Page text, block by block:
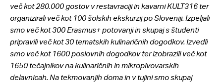
več kot 280.000 gostov v restavraciji in kavarni KULT316 ter
organizirali več kot 100 šolskih ekskurzij po Sloveniji. Izpeljali
smo več kot 300 Erasmus+ potovanji in skupaj s študenti
pripravili več kot 30 tematskih kulinaričnih dogodkov. Izvedli
smo več kot 1600 poslovnih dogodkov ter izobrazili več kot
1650 tečajnikov na kulinaričnih in mikropivovarskih
delavnicah. Na tekmovanjih doma in v tujini smo skupaj